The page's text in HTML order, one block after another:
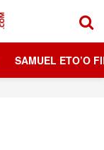
SAMUEL ETO’O